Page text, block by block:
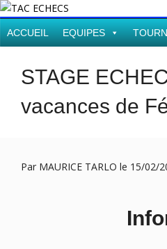
ACCUEIL EQUIPES
STAGE
vacances de
Par MAURICE TARLO le 15/02/